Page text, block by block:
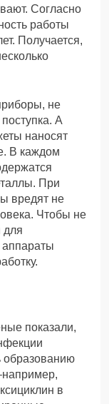
Согласно
работы
Получается,
не
А
наносят
В каждом
При
вредят не
Чтобы не
для
показали,
образованию
в